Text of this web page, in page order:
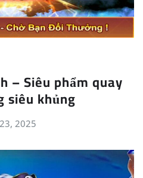
– Siêu phẩm quay
siêu khủng
2025